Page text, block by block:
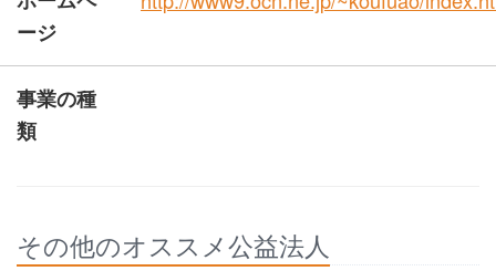
ージ
事業の種
類
その他のオススメ公益法人